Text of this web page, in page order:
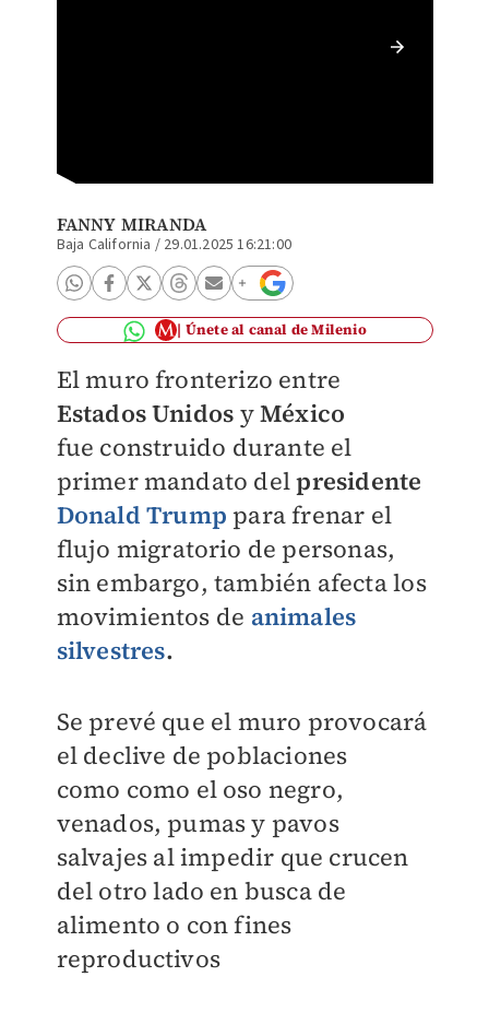
FANNY MIRANDA
Baja California / 29.01.2025 16:21:00
Únete al canal de Milenio
El muro fronterizo entre
Estados Unidos yMéxico
fue construido durante el
primer mandato delpresidente
Donald Trump para frenar el
flujo migratorio de personas,
sin embargo, también afecta los
movimientos de animales
silvestres.
Se prevé que el muro provocará
el declive de poblaciones
como como el oso negro,
venados, pumas y pavos
salvajes al impedir que crucen
del otro lado en busca de
alimento o con fines
reproductivos